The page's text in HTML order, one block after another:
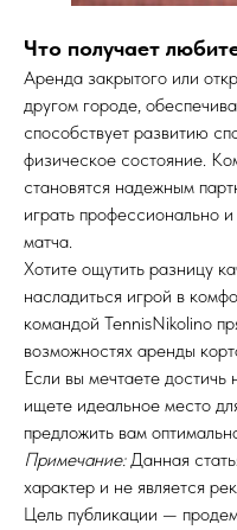
Что получает
Аренда закрытого или
другом городе,
способствует развитию
физическое состояние.
становятся надежным
играть профессионально
матча.
Хотите ощутить разницу
насладиться игрой в
командой TennisNikolino
возможностях аренды
Если вы мечтаете
ищете идеальное место
предложить вам
Примечание:Данная
характер и не является
Цель публикации —